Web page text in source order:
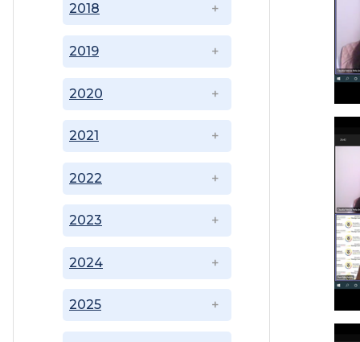
2018
2019
2020
2021
2022
2023
2024
2025